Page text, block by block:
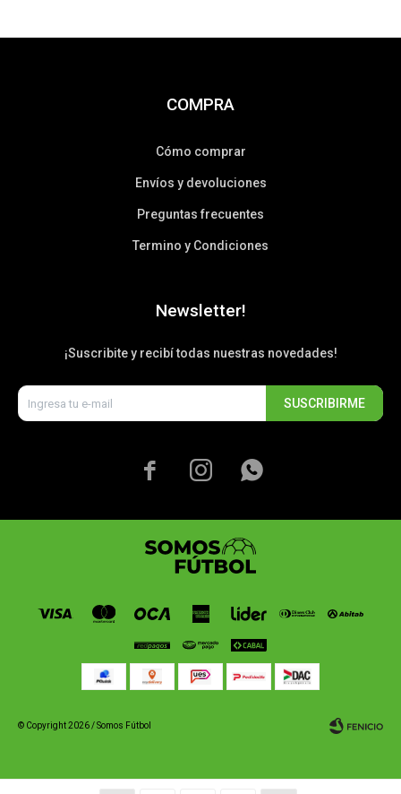
COMPRA
Cómo comprar
Envíos y devoluciones
Preguntas frecuentes
Termino y Condiciones
Newsletter!
¡Suscribite y recibí todas nuestras novedades!
SUSCRIBIRME
  
© Copyright 2026 / Somos Fútbol